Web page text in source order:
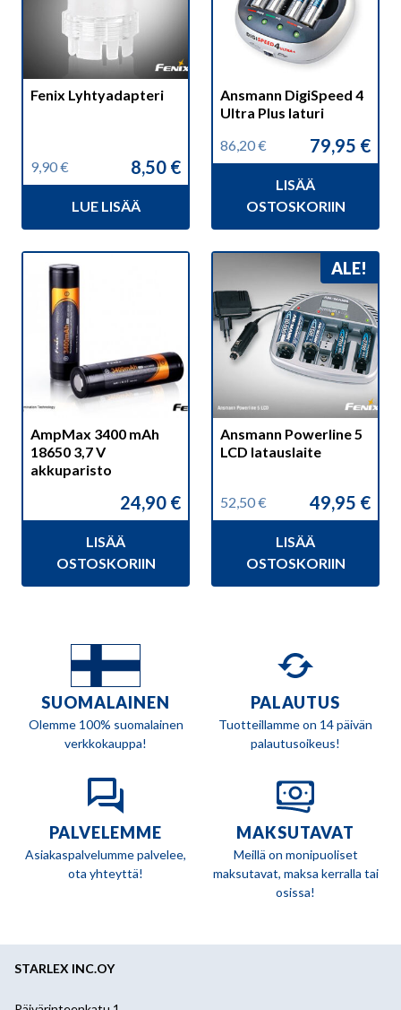
Fenix Lyhtyadapteri
9,90€
Alkuperäinen
hinta
9,90 €.
8,50 €
Nykyinen
hinta
8,50 €.
LUE LISÄÄ
Ansmann DigiSpeed 4
Ultra Plus laturi
86,20€
Alkuperäinen
hinta
86,20 €.
79,95 €
Nykyinen
hinta
79,95 €.
LISÄÄ
OSTOSKORIIN
AmpMax 3400 mAh
18650 3,7 V
akkuparisto
24,90 €
LISÄÄ
OSTOSKORIIN
ALE!
Ansmann Powerline 5
LCD latauslaite
52,50€
Alkuperäinen
hinta
52,50 €.
49,95 €
Nykyinen
hinta
49,95 €.
LISÄÄ
OSTOSKORIIN
SUOMALAINEN
Olemme 100% suomalainen
verkkokauppa!
PALAUTUS
Tuotteillamme on 14 päivän
palautusoikeus!
PALVELEMME
Asiakaspalvelumme palvelee,
ota yhteyttä!
MAKSUTAVAT
Meillä on monipuoliset
maksutavat, maksa kerralla tai
osissa!
STARLEX INC.OY